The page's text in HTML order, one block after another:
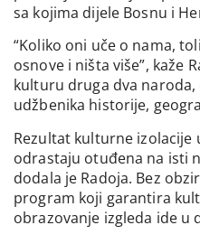
sa kojima dijele Bosnu i
“Koliko oni uče o nama,
osnove i ništa više”, kaže
kulturu druga dva
udžbenika historije,
Rezultat kulturne izolacije
odrastaju otuđena na isti
dodala je Radoja. Bez
program koji garantira
obrazovanje izgleda ide u